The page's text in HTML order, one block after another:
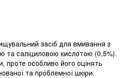
засіб для вмивання з
та саліциловою кислотою (0,5%).
проте особливо його оцінять
та проблемної шкіри.